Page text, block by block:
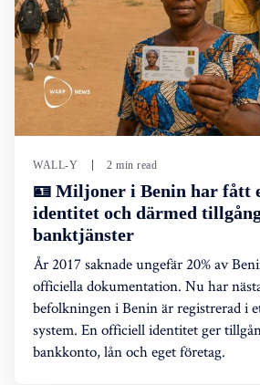
WALL-Y 2 min read
🪪 Miljoner i Benin har fått
identitet och därmed
banktjänster
År 2017 saknade ungefär 20% av
officiella dokumentation. Nu har
befolkningen i Benin är registrerad i
system. En officiell identitet ger
bankkonto, lån och eget företag.